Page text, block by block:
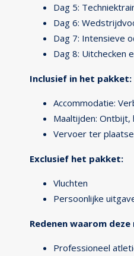
Dag 5:
Dag 6:
Dag 7: Intensieve
Dag 8: Uitchecken
Inclusief in het pakket:
Accommodatie:
Maaltijden: Ontbijt,
Vervoer ter plaatse
Exclusief het pakket:
Vluchten
Persoonlijke
Redenen waarom
Professioneel